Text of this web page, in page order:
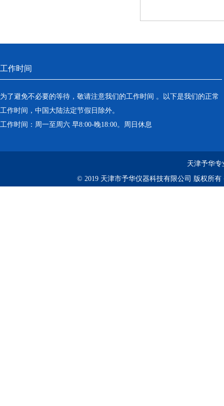
工作时间
为了避免不必要的等待，敬请注意我们的工作时间 。以下是我们的正常
工作时间，中国大陆法定节假日除外。
工作时间：周一至周六 早8:00-晚18:00。周日休息
天津予华
© 2019 天津市予华仪器科技有限公司 版权所有